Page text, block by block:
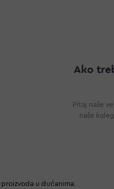
Ako
Pitaj naše
naše
u dućanima.